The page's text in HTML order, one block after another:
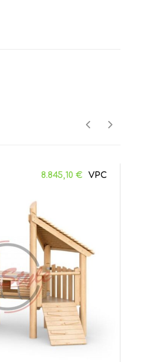
8.845,10€